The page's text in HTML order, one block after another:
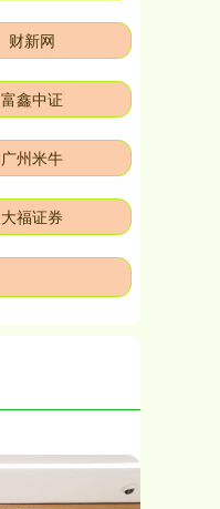
财新网
富鑫中证
广州米牛
大福证券